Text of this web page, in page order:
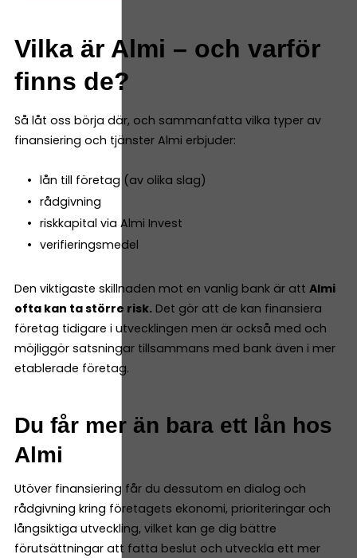
Vilka är Almi – och varför
finns de?
Så låt oss börja där, och sammanfatta vilka typer av
finansiering och tjänster Almi erbjuder:
lån till företag (av olika slag)
rådgivning
riskkapital via Almi Invest
verifieringsmedel
Den viktigaste skillnaden mot en vanlig bank är att Almi
ofta kan ta större risk. Det gör att de kan finansiera
företag tidigare i utvecklingen men är också med och
möjliggör satsningar tillsammans med bank även i mer
etablerade företag.
Du får mer än bara ett lån hos
Almi
Utöver finansiering får du dessutom en dialog och
rådgivning kring företagets ekonomi, prioriteringar och
långsiktiga utveckling, vilket kan ge dig bättre
förutsättningar att fatta beslut och utveckla ett mer